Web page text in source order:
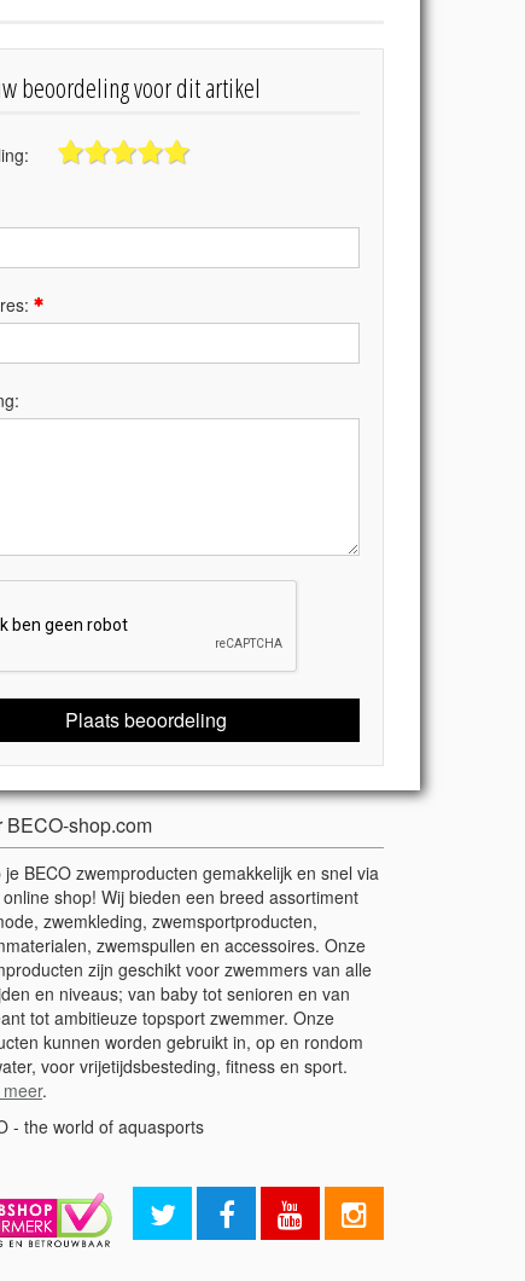
beoordeling voor dit artikel
Plaats beoordeling
BECO-shop.com
je BECO zwemproducten gemakkelijk en snel via
shop! Wij bieden een breed assortiment
zwemkleding, zwemsportproducten,
zwemspullen en accessoires. Onze
zijn geschikt voor zwemmers van alle
en niveaus; van baby tot senioren en van
tot ambitieuze topsport zwemmer. Onze
kunnen worden gebruikt in, op en rondom
voor vrijetijdsbesteding, fitness en sport.
.
- the world of aquasports